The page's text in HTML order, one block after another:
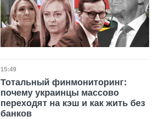
Дата публикации
15:49
Тотальный финмониторинг:
почему украинцы массово
переходят на кэш и как жить без
банков